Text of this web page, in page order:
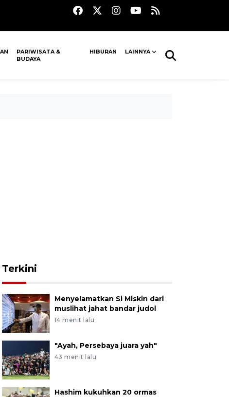
PARIWISATA &
BUDAYA
HIBURAN LAINNYA
Terkini
Menyelamatkan Si Miskin dari
muslihat jahat bandar judol
14 menit lalu
"Ayah, Persebaya juara yah"
43 menit lalu
Hashim kukuhkan 20 ormas